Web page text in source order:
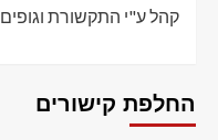
קהל ע"י התקשורת וגופים
החלפת קישורים